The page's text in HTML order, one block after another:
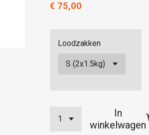
€ 75,00
Loodzakken
In
winkelwagen